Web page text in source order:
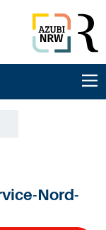
Nord-